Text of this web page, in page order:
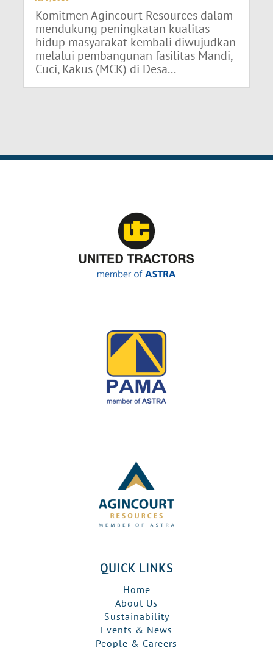
Komitmen Agincourt Resources dalam
mendukung peningkatan kualitas
hidup masyarakat kembali diwujudkan
melalui pembangunan fasilitas Mandi,
Cuci, Kakus (MCK) di Desa...
QUICK LINKS
Home
About Us
Sustainability
Events & News
People & Careers